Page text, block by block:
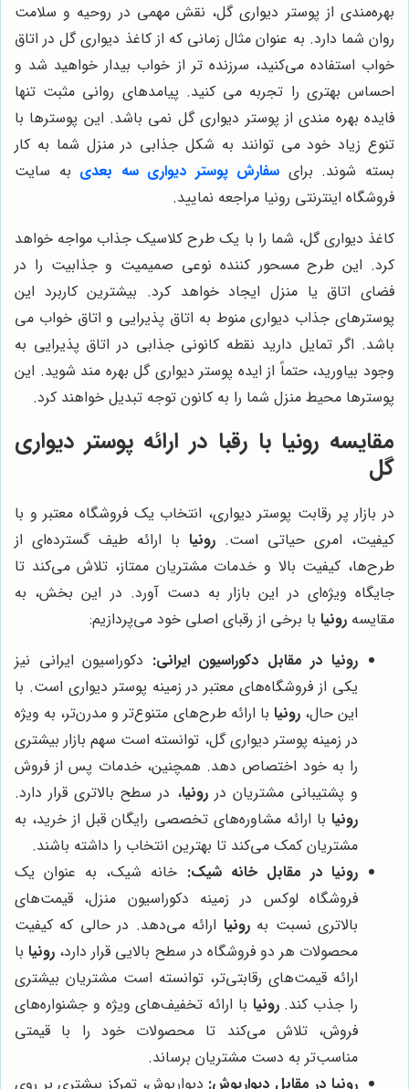
بهره‌مندی از پوستر دیواری گل، نقش مهمی در روحیه و سلامت
روان شما دارد. به عنوان مثال زمانی که از کاغذ دیواری گل در اتاق
خواب استفاده می‌کنید، سرزنده تر از خواب بیدار خواهید شد و
احساس بهتری را تجربه می کنید. پیامدهای روانی مثبت تنها
فایده بهره مندی از پوستر دیواری گل نمی باشد. این پوسترها با
تنوع زیاد خود می توانند به شکل جذابی در منزل شما به کار
بسته شوند. برای سفارش پوستر دیواری سه بعدی به سایت
فروشگاه اینترنتی رونیا مراجعه نمایید.
کاغذ دیواری گل، شما را با یک طرح کلاسیک جذاب مواجه خواهد
کرد. این طرح مسحور کننده نوعی صمیمیت و جذابیت را در
فضای اتاق یا منزل ایجاد خواهد کرد. بیشترین کاربرد این
پوسترهای جذاب دیواری منوط به اتاق پذیرایی و اتاق خواب می
باشد. اگر تمایل دارید نقطه کانونی جذابی در اتاق پذیرایی به
وجود بیاورید، حتماً از ایده پوستر دیواری گل بهره مند شوید. این
پوسترها محیط منزل شما را به کانون توجه تبدیل خواهند کرد.
مقایسه رونیا با رقبا در ارائه پوستر دیواری
گل
در بازار پر رقابت پوستر دیواری، انتخاب یک فروشگاه معتبر و با
کیفیت، امری حیاتی است. رونیا با ارائه طیف گسترده‌ای از
طرح‌ها، کیفیت بالا و خدمات مشتریان ممتاز، تلاش می‌کند تا
جایگاه ویژه‌ای در این بازار به دست آورد. در این بخش، به
مقایسه رونیا با برخی از رقبای اصلی خود می‌پردازیم:
رونیادر مقابل دکوراسیون ایرانی: دکوراسیون ایرانی نیز
یکی از فروشگاه‌های معتبر در زمینه پوستر دیواری است. با
این حال،رونیا با ارائه طرح‌های متنوع‌تر و مدرن‌تر، به ویژه
در زمینه پوستر دیواری گل، توانسته است سهم بازار بیشتری
را به خود اختصاص دهد. همچنین، خدمات پس از فروش
و پشتیبانی مشتریان دررونیا، در سطح بالاتری قرار دارد.
رونیا با ارائه مشاوره‌های تخصصی رایگان قبل از خرید، به
مشتریان کمک می‌کند تا بهترین انتخاب را داشته باشند.
رونیادر مقابل خانه شیک: خانه شیک، به عنوان یک
فروشگاه لوکس در زمینه دکوراسیون منزل، قیمت‌های
بالاتری نسبت بهرونیا ارائه می‌دهد. در حالی که کیفیت
محصولات هر دو فروشگاه در سطح بالایی قرار دارد، رونیابا
ارائه قیمت‌های رقابتی‌تر، توانسته است مشتریان بیشتری
را جذب کند.رونیا با ارائه تخفیف‌های ویژه و جشنواره‌های
فروش، تلاش می‌کند تا محصولات خود را با قیمتی
مناسب‌تر به دست مشتریان برساند.
رونیا در مقابل دیوارپوش: دیوارپوش، تمرکز بیشتری بر روی